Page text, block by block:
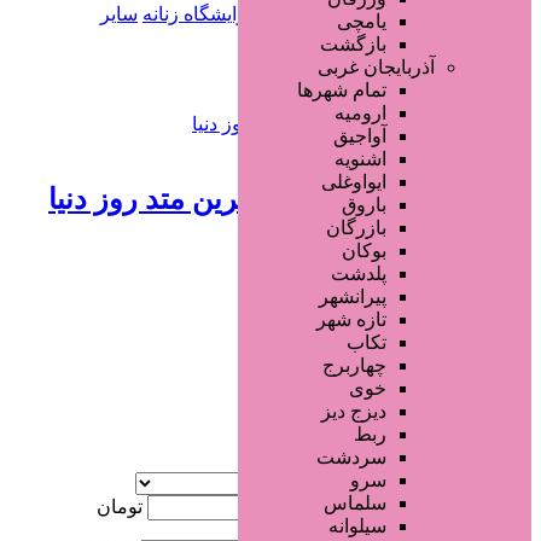
یامچی
بازگشت
آذربایجان غربی
تمام شهر‌ها
ارومیه
آواجیق
اشنویه
ایواوغلی
باروق
بازرگان
بوکان
پلدشت
پیرانشهر
تازه شهر
تکاب
چهاربرج
خوی
دیزج دیز
ربط
سردشت
سرو
سلماس
سیلوانه
سالن ها و خدمات آرایشگاهی آرایشگاه زنانه سایر
افزودن به علاقه‌مندی 2330 بازدید
خدمات کاشت ناخن با بهترین متد روز دنیا
خدمات ناخن
آگهی ویژه
کمترین قیمت
تومان